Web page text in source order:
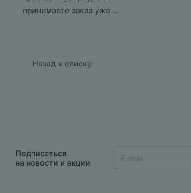
принимаете заказ уже ...
Назад к списку
Подписаться
на новости и акции